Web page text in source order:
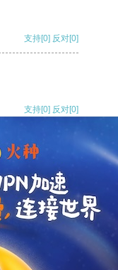
支持[0] 反对[0]
支持[0] 反对[0]
支持[0] 反对
支持